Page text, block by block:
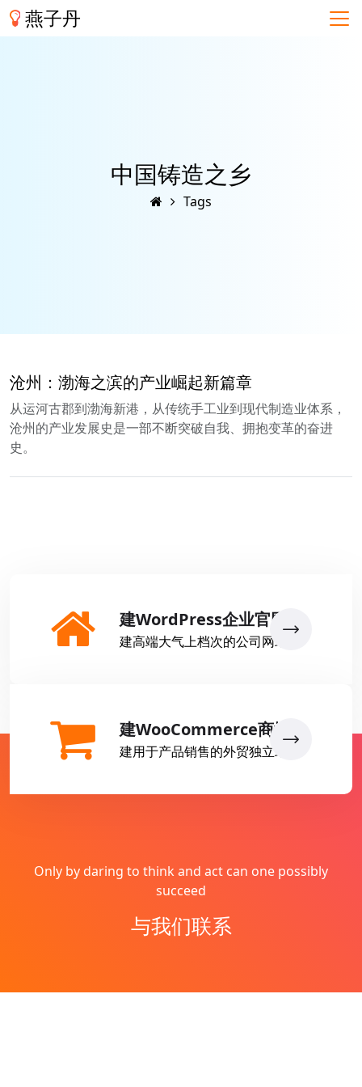
燕子丹
中国铸造之乡
Tags
沧州：渤海之滨的产业崛起新篇章
从运河古郡到渤海新港，从传统手工业到现代制造业体系，
沧州的产业发展史是一部不断突破自我、拥抱变革的奋进
史。
建WordPress企业官网
建高端大气上档次的公司网站
建WooCommerce商城
建用于产品销售的外贸独立站
Only by daring to think and act can one possibly
succeed
与我们联系